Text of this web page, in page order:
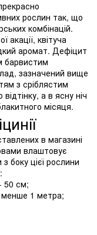
рослин так, що
комбінацій.
акації, квітуча
аромат. Дефіцит
барвистим
зазначений вище
з сріблястим
а в ясну ніч
місяця.
в магазині
влаштовує
боку цієї рослини
50 см;
менше 1 метра;